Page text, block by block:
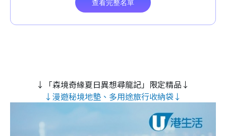
↓「森境奇緣夏日異想尋龍記」限定精品↓
↓漫遊秘境地墊、多用途旅行收納袋↓